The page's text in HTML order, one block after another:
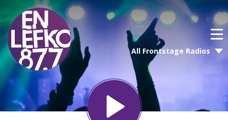
All Frontstage Radios